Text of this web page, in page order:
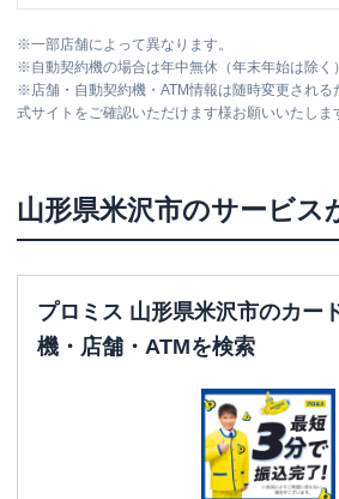
住所
８０
※一部店舗によって異なります。
※自動契約機の場合は年中無休（年末年始は除く）
※店舗・自動契約機・ATM情報は随時変更され
式サイトをご確認いただけます様お願いいたしま
山形県米沢市のサービス
プロミス 山形県米沢市のカー
機・店舗・ATMを検索